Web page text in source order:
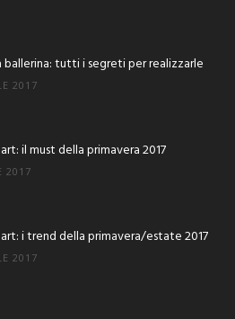
ballerina: tutti i segreti per realizzarle
2017
il must della primavera 2017
2017
i trend della primavera/estate 2017
2017